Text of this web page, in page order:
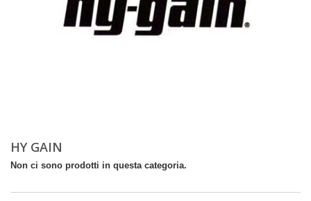
HY GAIN
Non ci sono prodotti in questa categoria.